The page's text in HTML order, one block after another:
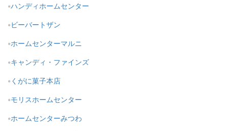
ハンディホームセンター
ビーバートザン
ホームセンターマルニ
キャンディ・ファインズ
くがに菓子本店
モリスホームセンター
ホームセンターみつわ